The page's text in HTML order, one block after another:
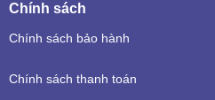
Chính sách
Chính sách bảo hành
Chính sách thanh toán